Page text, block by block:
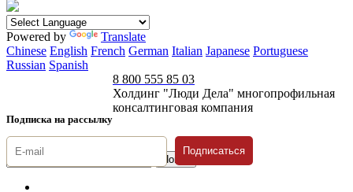
Powered by
Translate
Chinese English French German Italian Japanese Portuguese
Russian Spanish
Подписка на рассылку
8 800 555 85 03
Холдинг "Люди Дела" многопрофильная
консалтинговая компания
Подписаться